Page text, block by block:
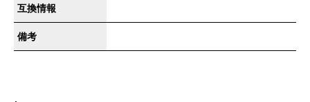
互換情報
備考